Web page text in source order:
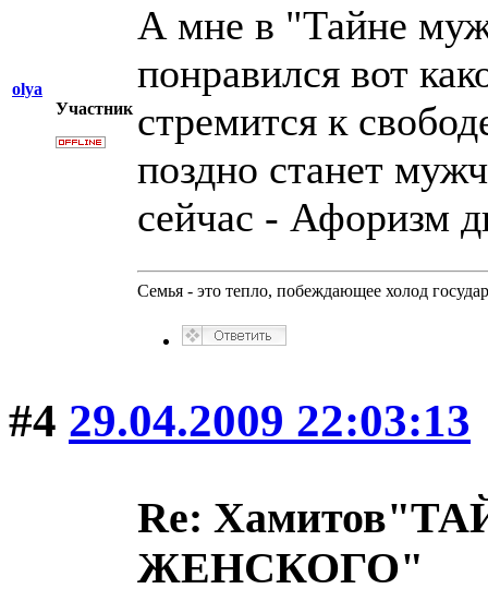
olya
Участник
А мне в "Тайне
понравился вот
стремится к
поздно станет
сейчас - Афоризм
Семья - это тепло, побеждающее холод
#4 29.04.2009 22:03:13
Re:
ЖЕНСКОГО"